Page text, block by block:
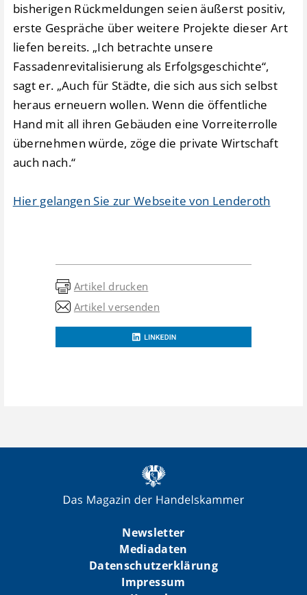
bisherigen Rückmeldungen seien äußerst positiv,
erste Gespräche über weitere Projekte dieser Art
liefen bereits. „Ich betrachte unsere
Fassadenrevitalisierung als Erfolgsgeschichte“,
sagt er. „Auch für Städte, die sich aus sich selbst
heraus erneuern wollen. Wenn die öffentliche
Hand mit all ihren Gebäuden eine Vorreiterrolle
übernehmen würde, zöge die private Wirtschaft
auch nach.“
Hier gelangen Sie zur Webseite von Lenderoth
Artikel drucken
Artikel versenden
Newsletter
Mediadaten
Datenschutzerklärung
Impressum